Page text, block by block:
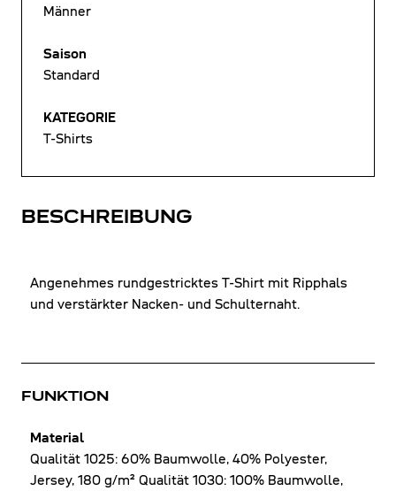
BESCHREIBUNG
Angenehmes rundgestricktes T-Shirt mit Ripphals
und verstärkter Nacken- und Schulternaht.
FUNKTION
Material
Qualität 1025: 60% Baumwolle, 40% Polyester,
Jersey, 180 g/m² Qualität 1030: 100% Baumwolle,
Männer
Saison
Standard
KATEGORIE
T-Shirts